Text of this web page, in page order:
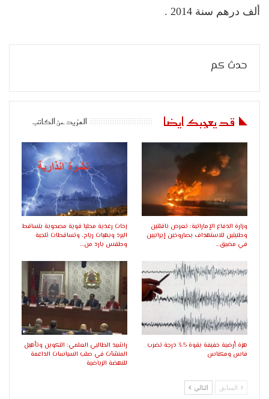
ألف درهم سنة 2014 .
حدث كم
قد يعجبك ايضا المزيد عن الكاتب
وزارة الدفاع الإماراتية: تعرض ناقلتين
وطنيتين للاستهداف بصاروخين إيرانيين
في مضيق…
زخات رعدية محليا قوية مصحوبة بتساقط
البرد وبهبات رياح، وتساقطات ثلجية
وطقس بارد من…
هزة أرضية خفيفة بقوة 3.5 درجة تضرب
فاس ومكناس
راشيد الطالبي العلمي: التكوين وتأهيل
المنشآت في صلب السياسات الداعمة
للنهضة الرياضية
السابق التالي